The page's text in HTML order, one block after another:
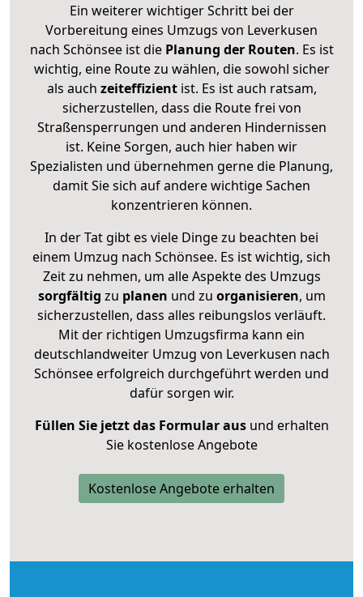
Ein weiterer wichtiger Schritt bei der
Vorbereitung eines Umzugs von Leverkusen
nach Schönsee ist diePlanung der Routen. Es ist
wichtig, eine Route zu wählen, die sowohl sicher
als auch zeiteffizientist. Es ist auch ratsam,
sicherzustellen, dass die Route frei von
Straßensperrungen und anderen Hindernissen
ist. Keine Sorgen, auch hier haben wir
Spezialisten und übernehmen gerne die Planung,
damit Sie sich auf andere wichtige Sachen
konzentrieren können.
In der Tat gibt es viele Dinge zu beachten bei
einem Umzug nach Schönsee. Es ist wichtig, sich
Zeit zu nehmen, um alle Aspekte des Umzugs
sorgfältig zu planen und zu organisieren, um
sicherzustellen, dass alles reibungslos verläuft.
Mit der richtigen Umzugsfirma kann ein
deutschlandweiter Umzug von Leverkusen nach
Schönsee erfolgreich durchgeführt werden und
dafür sorgen wir.
Füllen Sie jetzt das Formular ausund erhalten
Sie kostenlose Angebote
Kostenlose Angebote erhalten